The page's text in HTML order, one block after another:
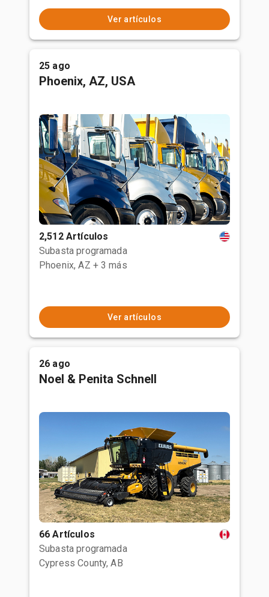
Ver artículos
25 ago
Phoenix, AZ, USA
2,512 Artículos
Subasta programada
Phoenix, AZ + 3 más
Ver artículos
26 ago
Noel & Penita Schnell
66 Artículos
Subasta programada
Cypress County, AB